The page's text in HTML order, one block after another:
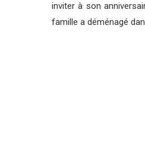
inviter à son
famille a déménagé